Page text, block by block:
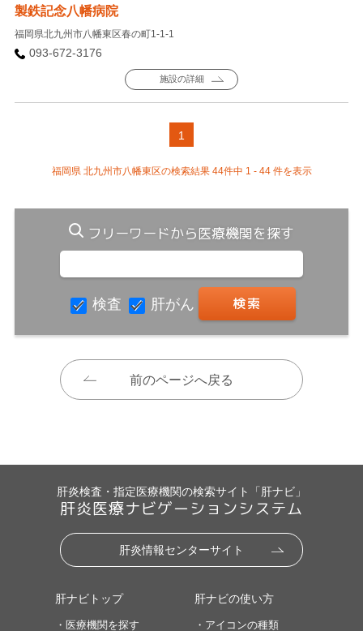
製鉄記念八幡病院
福岡県北九州市八幡東区春の町1-1-1
093-672-3176
施設の詳細
1
福岡県 北九州市八幡東区の検索結果 44件中 1 - 44 件を表示
フリーワードから医療機関を探す
検査 肝がん
前のページへ戻る
肝炎検査・指定医療機関の検索サイト「肝ナビ」
肝炎医療ナビゲーションシステム
肝炎情報センターサイト
肝ナビトップ
・医療機関を探す
肝ナビの使い方
・アイコンの種類